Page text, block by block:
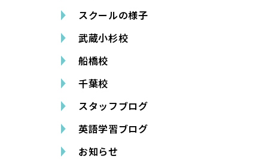
スクールの様子
武蔵小杉校
船橋校
千葉校
スタッフブログ
英語学習ブログ
お知らせ